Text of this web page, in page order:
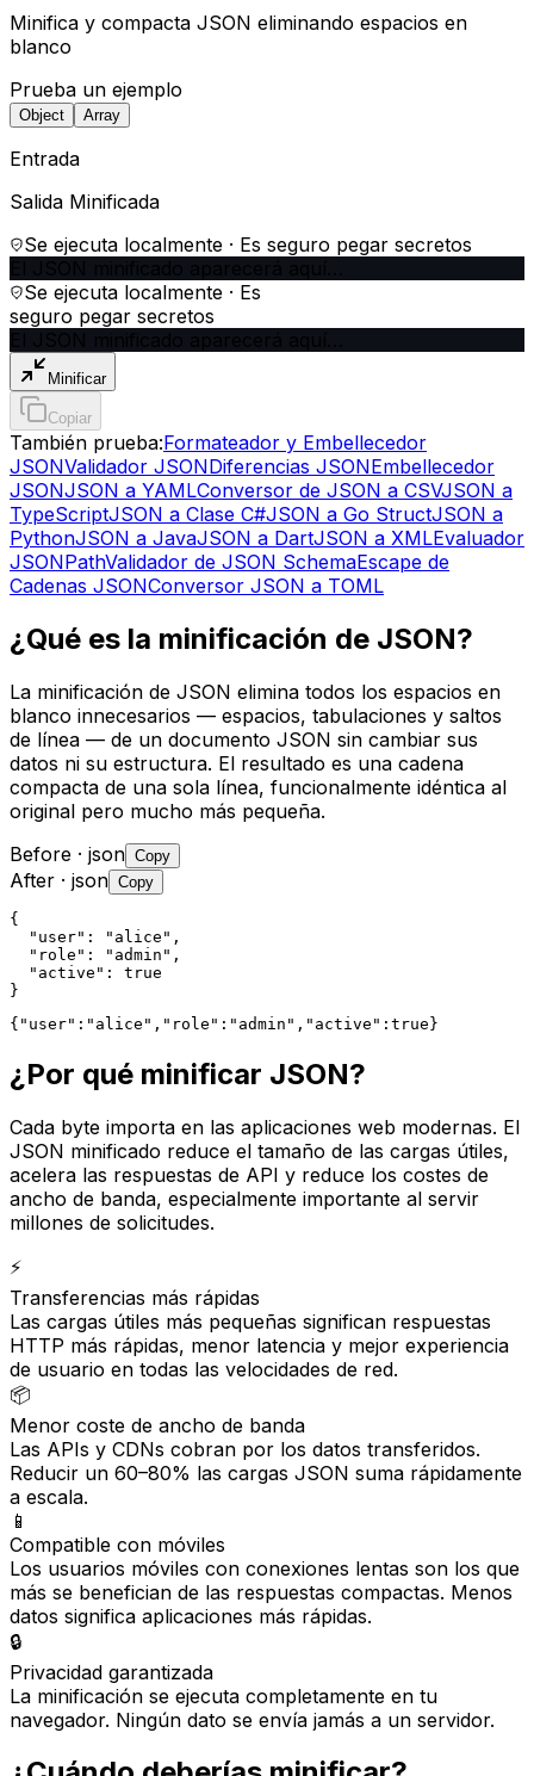
Minifica y compacta JSON eliminando espacios en
blanco
Prueba un ejemplo
Object Array
Entrada
Salida Minificada
Se ejecuta localmente · Es seguro pegar secretos
Se ejecuta localmente · Es
seguro pegar secretos
Minificar
Copiar
También prueba:Formateador y Embellecedor
JSONValidador JSONDiferencias JSONEmbellecedor
JSONJSON a YAMLConversor de JSON a CSVJSON a
TypeScriptJSON a Clase C#JSON a Go StructJSON a
PythonJSON a JavaJSON a DartJSON a XMLEvaluador
JSONPathValidador de JSON SchemaEscape de
Cadenas JSONConversor JSON a TOML
¿Qué es la minificación de JSON?
La minificación de JSON elimina todos los espacios en
blanco innecesarios — espacios, tabulaciones y saltos
de línea — de un documento JSON sin cambiar sus
datos ni su estructura. El resultado es una cadena
compacta de una sola línea, funcionalmente idéntica al
original pero mucho más pequeña.
Before · json Copy
After · json Copy
{
  "user": "alice",
  "role": "admin",
  "active": true
}
{"user":"alice","role":"admin","active":true}
¿Por qué minificar JSON?
Cada byte importa en las aplicaciones web modernas. El
JSON minificado reduce el tamaño de las cargas útiles,
acelera las respuestas de API y reduce los costes de
ancho de banda, especialmente importante al servir
millones de solicitudes.
⚡
Transferencias más rápidas
Las cargas útiles más pequeñas significan respuestas
HTTP más rápidas, menor latencia y mejor experiencia
de usuario en todas las velocidades de red.
📦
Menor coste de ancho de banda
Las APIs y CDNs cobran por los datos transferidos.
Reducir un 60–80% las cargas JSON suma rápidamente
a escala.
📱
Compatible con móviles
Los usuarios móviles con conexiones lentas son los que
más se benefician de las respuestas compactas. Menos
datos significa aplicaciones más rápidas.
🔒
Privacidad garantizada
La minificación se ejecuta completamente en tu
navegador. Ningún dato se envía jamás a un servidor.